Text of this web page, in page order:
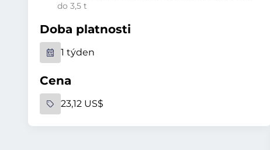
do 3,5 t
Doba platnosti
1 týden
Cena
23,12 US$